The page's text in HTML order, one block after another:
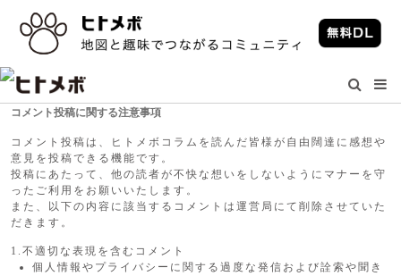
コメント投稿に関する注意事項
コメント投稿は、ヒトメボコラムを読んだ皆様が自由闊達に感想や
意見を投稿できる機能です。
投稿にあたって、他の読者が不快な想いをしないようにマナーを守
ったご利用をお願いいたします。
また、以下の内容に該当するコメントは運営局にて削除させていた
だきます。
1.不適切な表現を含むコメント
個人情報やプライバシーに関する過度な発信および詮索や聞き